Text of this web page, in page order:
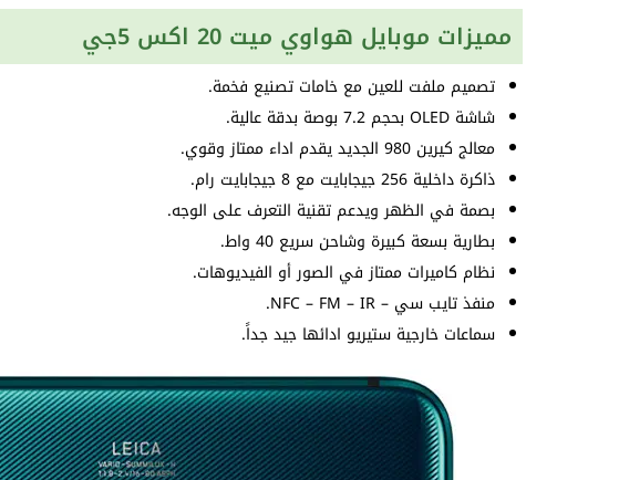
مميزات موبايل هواوي ميت 20 اكس 5جي
تصميم ملفت للعين مع خامات تصنيع فخمة.
شاشة OLED بحجم 7.2 بوصة بدقة عالية.
معالج كيرين 980 الجديد يقدم اداء ممتاز وقوي.
ذاكرة داخلية 256 جيجابايت مع 8 جيجابايت رام.
بصمة في الظهر ويدعم تقنية التعرف على الوجه.
بطارية بسعة كبيرة وشاحن سريع 40 واط.
نظام كاميرات ممتاز في الصور أو الفيديوهات.
منفذ تايب سي – NFC – FM – IR.
سماعات خارجية ستيريو ادائها جيد جداً.